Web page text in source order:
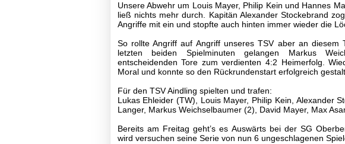
C1-
Jugend
C2-
Jugend
D1-
Jugend
D2-
Jugend
D3-
Jugend
E1-
E2-
Jugend
Unsere Abwehr um Louis Mayer, Philip Kein und Hannes
ließ nichts mehr durch. Kapitän Alexander Stockebrand
Angriffe mit ein und stopfte auch hinten immer wieder die
So rollte Angriff auf Angriff unseres TSV aber an diesem
letzten beiden Spielminuten gelangen Markus
entscheidenden Tore zum verdienten 4:2 Heimerfolg.
Moral und konnte so den Rückrundenstart erfolgreich
Für den TSV Aindling spielten und trafen:
Lukas Ehleider (TW), Louis Mayer, Philip Kein, Alexander
Langer, Markus Weichselbaumer (2), David Mayer, Max
Bereits am Freitag geht’s es Auswärts bei der SG
wird versuchen seine Serie von nun 6 ungeschlagenen